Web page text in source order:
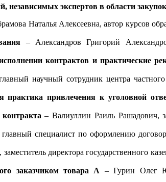
независимых экспертов в области закупок
Наталья Алексеевна, автор курсов
– Александров Григорий
контрактов и практические
научный сотрудник центра частного
привлечения к уголовной
– Валиуллин Раиль Рашадович,
главный специалист по оформлению
директора государственного
заказчиком товара А – Гурин Олег